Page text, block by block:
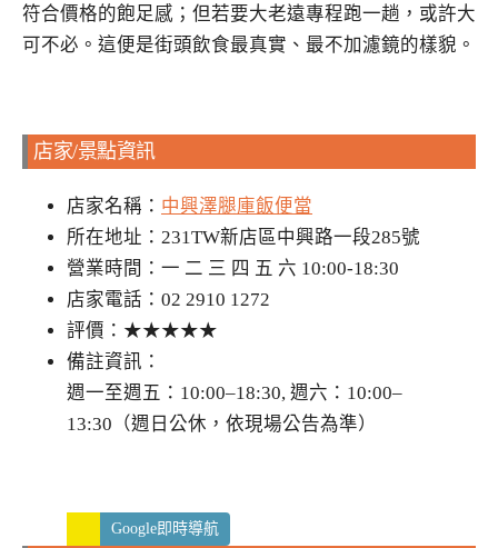
符合價格的飽足感；但若要大老遠專程跑一趟，或許大
可不必。這便是街頭飲食最真實、最不加濾鏡的樣貌。
店家/景點資訊
店家名稱： 中興澤腿庫飯便當
所在地址：231TW新店區中興路一段285號
營業時間：一 二 三 四 五 六 10:00-18:30
店家電話：02 2910 1272
評價：★★★★★
備註資訊：
週一至週五：10:00–18:30, 週六：10:00–
13:30（週日公休，依現場公告為準）
Google即時導航